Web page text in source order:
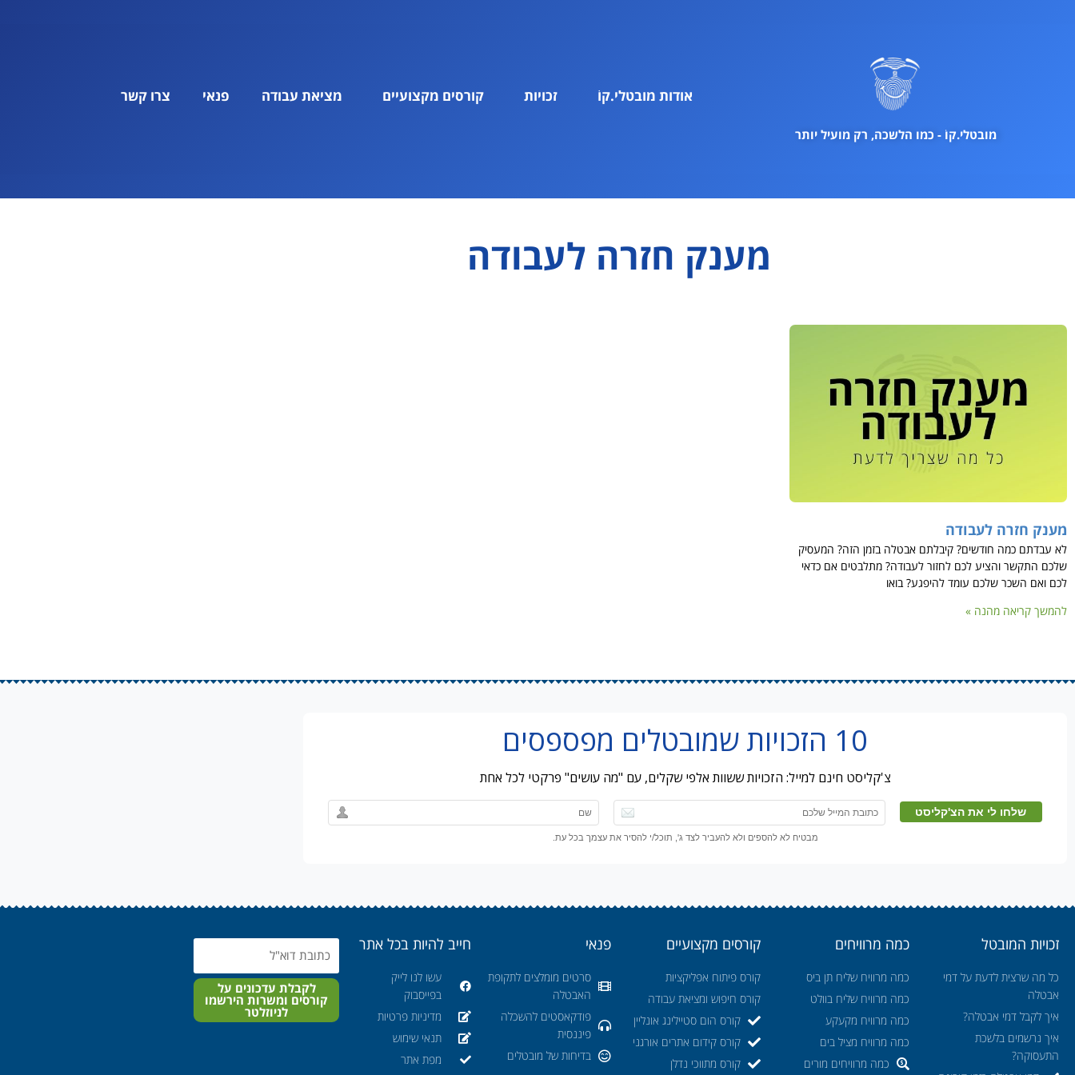
מובטלי.קוֹ - כמו הלשכה, רק מועיל יותר
אודות מובטלי.קוֹ זכויות קורסים מקצועיים מציאת עבודה פנאי צרו קשר
מענק חזרה לעבודה
מענק חזרה לעבודה
לא עבדתם כמה חודשים? קיבלתם אבטלה בזמן הזה? המעסיק
שלכם התקשר והציע לכם לחזור לעבודה? מתלבטים אם כדאי
לכם ואם השכר שלכם עומד להיפגע? בואו
להמשך קריאה מהנה »
10 הזכויות שמובטלים מפספסים
צ'קליסט חינם למייל: הזכויות ששוות אלפי שקלים, עם "מה עושים" פרקטי לכל אחת
מבטיח לא להספים ולא להעביר לצד ג', תוכל/י להסיר את עצמך בכל עת.
זכויות המובטל
כל מה שרצית לדעת על דמי
אבטלה
איך לקבל דמי אבטלה?
איך נרשמים בלשכת
התעסוקה?
כמה מרוויחים
כמה מרוויח שליח תן ביס
כמה מרוויח שליח בוולט
כמה מרוויח מקעקע
כמה מרוויח מציל בים
כמה מרוויחים מורים
קורסים מקצועיים
קורס פיתוח אפליקציות
קורס חיפוש ומציאת עבודה
קורס הום סטיילינג אונליין
קורס קידום אתרים אורגני
קורס מתווכי נדלן
פנאי
סרטים מומלצים לתקופת
האבטלה
פודקאסטים להשכלה
פיננסית
בדיחות של מובטלים
חייב להיות בכל אתר
עשו לנו לייק
בפייסבוק
מדיניות פרטיות
תנאי שימוש
מפת אתר
Email
לקבלת עדכונים על
קורסים ומשרות הירשמו
לניוזלטר